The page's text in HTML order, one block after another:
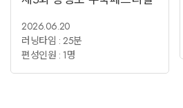
2026.06.20
러닝타임 : 25분
편성인원 : 1명